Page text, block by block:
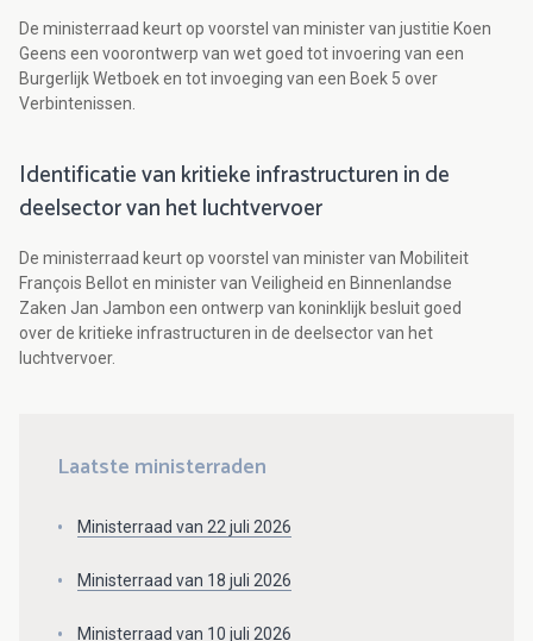
De ministerraad keurt op voorstel van minister van justitie Koen
Geens een voorontwerp van wet goed tot invoering van een
Burgerlijk Wetboek en tot invoeging van een Boek 5 over
Verbintenissen.
Identificatie van kritieke infrastructuren in de
deelsector van het luchtvervoer
De ministerraad keurt op voorstel van minister van Mobiliteit
François Bellot en minister van Veiligheid en Binnenlandse
Zaken Jan Jambon een ontwerp van koninklijk besluit goed
over de kritieke infrastructuren in de deelsector van het
luchtvervoer.
Laatste ministerraden
Ministerraad van 22 juli 2026
Ministerraad van 18 juli 2026
Ministerraad van 10 juli 2026